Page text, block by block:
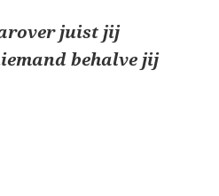
juist jij
behalve jij